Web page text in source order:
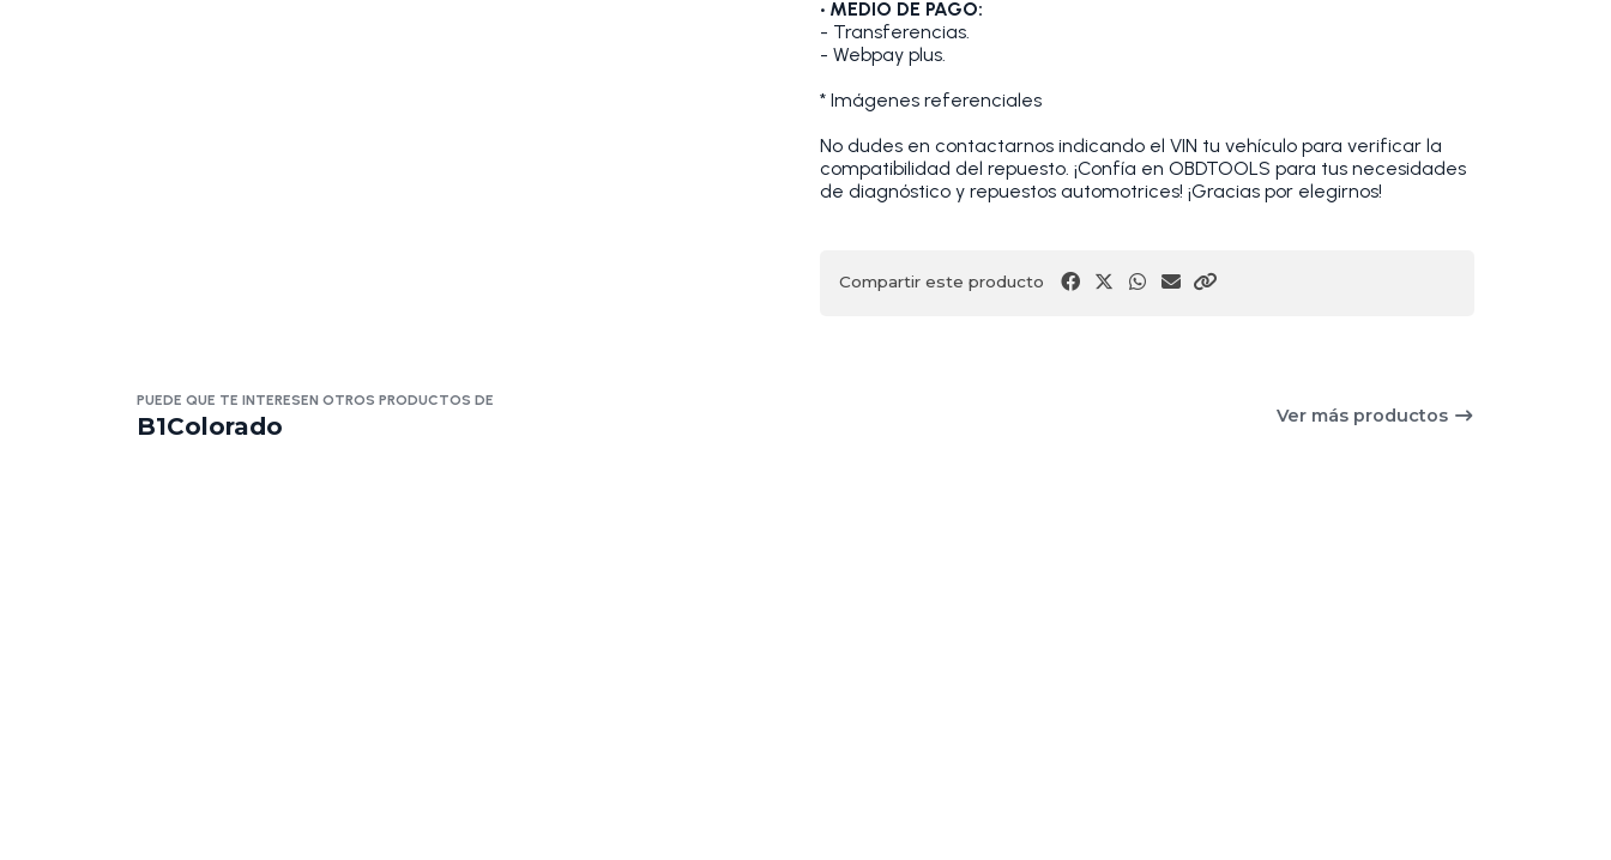
• MEDIO DE PAGO:
- Transferencias.
- Webpay plus.
* Imágenes referenciales
No dudes en contactarnos indicando el VIN tu vehículo para verificar la
compatibilidad del repuesto. ¡Confía en OBDTOOLS para tus necesidades
de diagnóstico y repuestos automotrices! ¡Gracias por elegirnos!
Compartir este producto
PUEDE QUE TE INTERESEN OTROS PRODUCTOS DE
B1Colorado Ver más productos